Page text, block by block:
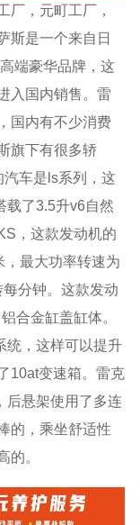
厂，元町工厂，
斯是一个来自日
端豪华品牌，这
入国内销售。雷
国内有不少消费
旗下有很多轿
车是ls系列，这
载了3.5升v6自然
，这款发动机的
最大功率转速为
分钟。这款发动
合金缸盖缸体。
统，这样可以提升
10at变速箱。雷克
后悬架使用了多连
的，乘坐舒适性
的。